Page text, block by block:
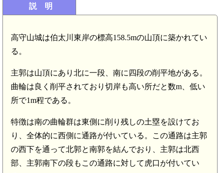
説 明
高守山城は伯太川東岸の標高158.5mの山頂に築かれてい
る。
主郭は山頂にあり北に一段、南に四段の削平地がある。
曲輪は良く削平されており切岸も高い所だと数m、低い
所で1m程である。
特徴は南の曲輪群は東側に削り残しの土塁を設けてお
り、全体的に西側に通路が付いている。この通路は主郭
の西下を通って北郭と南郭を結んでおり、主郭は北西
部、主郭南下の段もこの通路に対して虎口が付いてい